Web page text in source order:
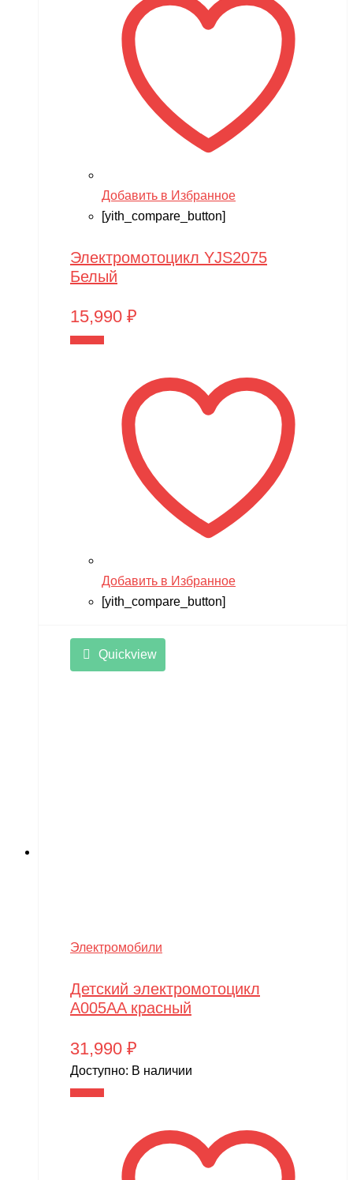
Добавить в Избранное
[yith_compare_button]
Электромотоцикл YJS2075
Белый
15,990 ₽
Добавить в Избранное
[yith_compare_button]
Quickview
Электромобили
Детский электромотоцикл
A005AA красный
31,990 ₽
Доступно: В наличии